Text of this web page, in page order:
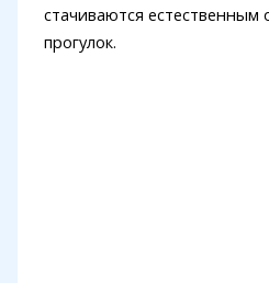
стачиваются естественным
прогулок.